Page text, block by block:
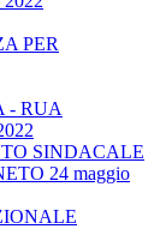
PER
- RUA
SINDACALE
24 maggio